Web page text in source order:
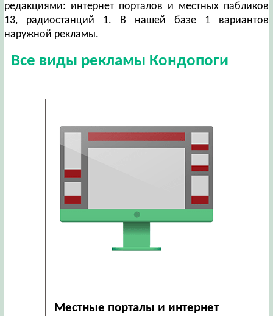
редакциями: интернет порталов и местных пабликов
13, радиостанций 1. В нашей базе 1 вариантов
наружной рекламы.
Все виды рекламы Кондопоги
Местные порталы и интернет